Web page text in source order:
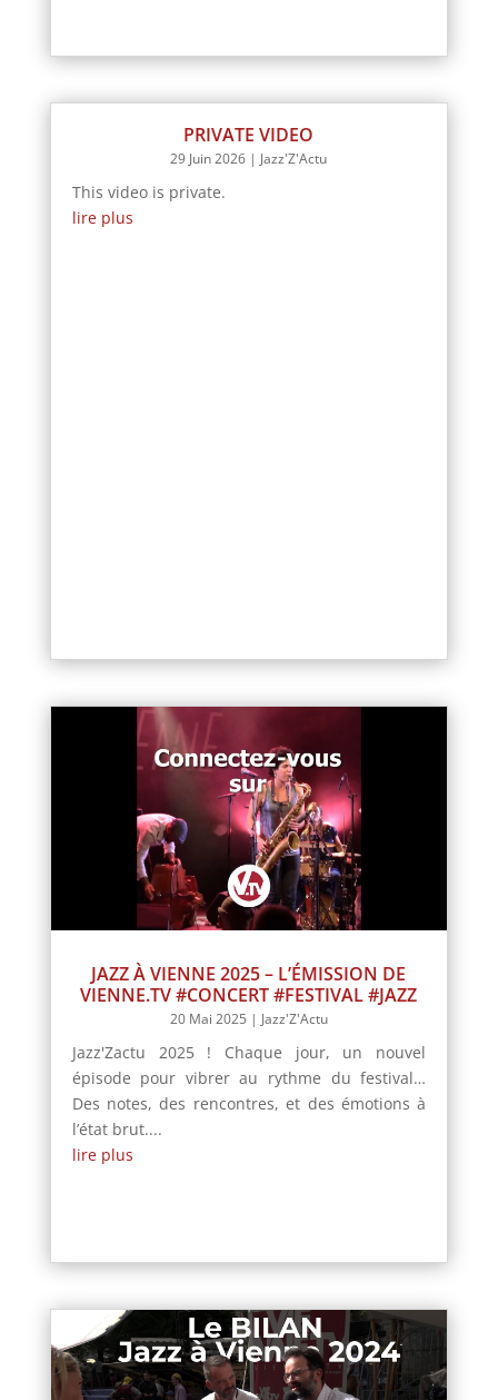
PRIVATE VIDEO
29 Juin 2026 | Jazz'Z'Actu
This video is private.
lire plus
JAZZ À VIENNE 2025 – L’ÉMISSION DE
VIENNE.TV #CONCERT #FESTIVAL #JAZZ
20 Mai 2025 | Jazz'Z'Actu
Jazz'Zactu 2025 ! Chaque jour, un nouvel
épisode pour vibrer au rythme du festival…
Des notes, des rencontres, et des émotions à
l’état brut....
lire plus